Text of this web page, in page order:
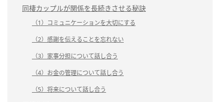
同棲カップルが関係を長続きさせる秘訣
（1）コミュニケーションを大切にする
（2）感謝を伝えることを忘れない
（3）家事分担について話し合う
（4）お金の管理について話し合う
（5）将来について話し合う